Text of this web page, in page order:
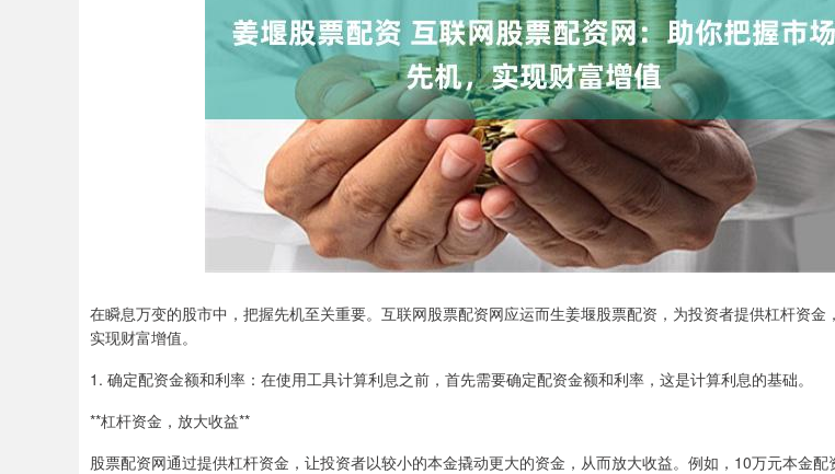
在瞬息万变的股市中，把握先机至关重要。互联网股票配资网应运而生姜堰股票配资，为投资者提供杠杆资金
实现财富增值。
1. 确定配资金额和利率：在使用工具计算利息之前，首先需要确定配资金额和利率，这是计算利息的基础。
**杠杆资金，放大收益**
股票配资网通过提供杠杆资金，让投资者以较小的本金撬动更大的资金，从而放大收益。例如，10万元本金